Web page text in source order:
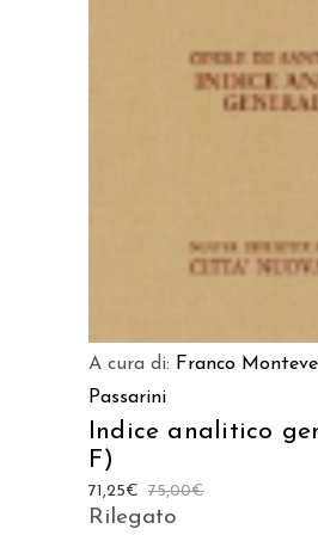
AGGIUNGI AL
A cura di: Franco
Passarini
Indice analitico
F)
75,00€
71,25€
Rilegato